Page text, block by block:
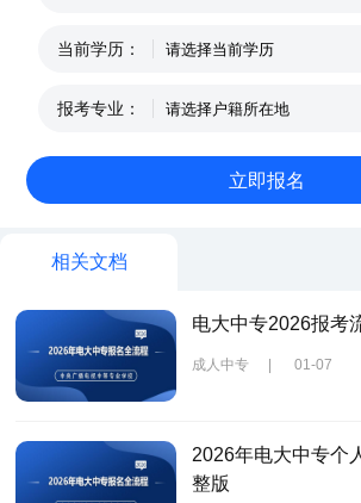
当前学历：
报考专业：
相关文档
电大中专2026报考
成人中专 | 01-07
2026年电大中专个
整版